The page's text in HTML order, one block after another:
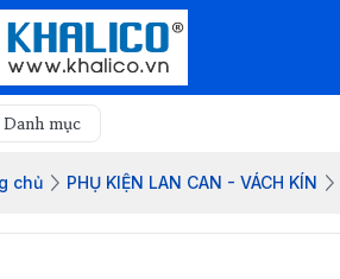
Danh mục
chủ PHỤ KIỆN LAN CAN - VÁCH KÍN